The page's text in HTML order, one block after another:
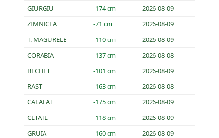
GIURGIU
-174 cm
2026-08-09
ZIMNICEA
-71 cm
2026-08-09
T. MAGURELE
-110 cm
2026-08-09
CORABIA
-137 cm
2026-08-08
BECHET
-101 cm
2026-08-09
RAST
-163 cm
2026-08-08
CALAFAT
-175 cm
2026-08-09
CETATE
-118 cm
2026-08-09
GRUIA
-160 cm
2026-08-09